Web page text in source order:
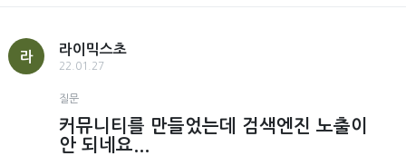
라
라이믹스초
22.01.27
질문
커뮤니티를 만들었는데 검색엔진 노출이
안 되네요...